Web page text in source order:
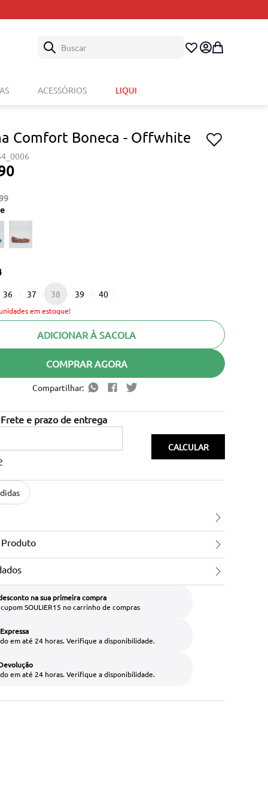
Buscar
ACESSÓRIOS LIQUI
Comfort Boneca - Offwhite
36 37 38 39 40
em estoque!
ADICIONAR À SACOLA
COMPRAR AGORA
Compartilhar:
na sua primeira compra
SOULIER15 no carrinho de compras
em até 24 horas. Verifique a disponibilidade.
em até 24 horas. Verifique a disponibilidade.